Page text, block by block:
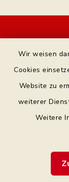
Wir weisen
Cookies
Website zu
weiterer
Weitere